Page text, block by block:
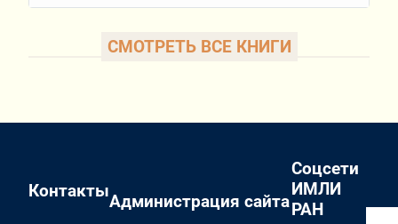
СМОТРЕТЬ ВСЕ КНИГИ
Контакты
Администрация сайта
Соцсети
ИМЛИ
РАН